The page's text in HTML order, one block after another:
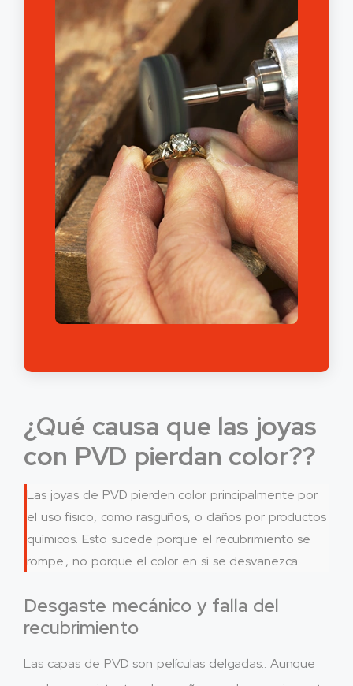
¿Qué causa que las joyas
con PVD pierdan color??
Las joyas de PVD pierden color principalmente por
el uso físico, como rasguños, o daños por productos
químicos. Esto sucede porque el recubrimiento se
rompe., no porque el color en sí se desvanezca.
Desgaste mecánico y falla del
recubrimiento
Las capas de PVD son películas delgadas.. Aunque